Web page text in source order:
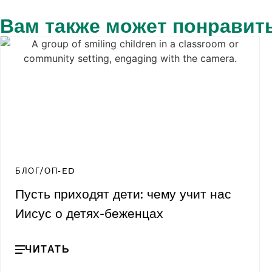
Вам также может
БЛОГ/ОП-ED
Пусть приходят дети: чему учит нас
Иисус о детях-беженцах
ЧИТАТЬ